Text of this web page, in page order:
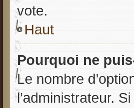
vote.
Haut
Pourquoi ne
Le nombre
l’administrateur.